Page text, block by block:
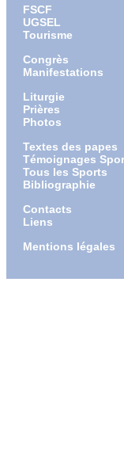
FSCF
UGSEL
Tourisme
Congrès
Manifestations
Liturgie
Prières
Photos
Textes des papes
Témoignages
Tous les Sports
Bibliographie
Contacts
Liens
Mentions légales